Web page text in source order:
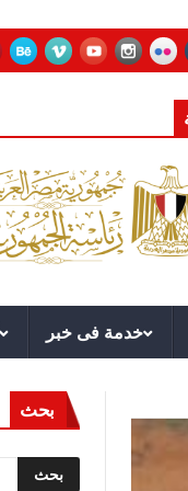
كيانات تنموية عملاقة؟
خدمة فى خبر
بحث